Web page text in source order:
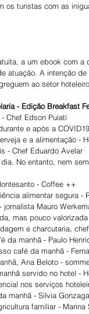
os turistas com as
a um ebook com
atuação. A intenção
ao setor
- Edição Breakfast
Chef Edson Puiati
e após a
e a alimentação -
- Chef Eduardo Avelar
No entanto, nem
- Coffee ++
alimentar segura -
jornalista Mauro
mas pouco
e charcutaria,
da manhã - Paulo
café da manhã -
Ana Beloto -
servido no hotel -
nos serviços
manhã - Silvia
familiar - Marina